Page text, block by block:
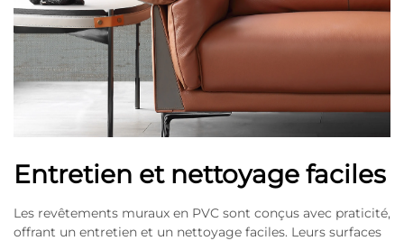
Entretien et nettoyage faciles
Les revêtements muraux en PVC sont conçus avec praticité,
offrant un entretien et un nettoyage faciles. Leurs surfaces